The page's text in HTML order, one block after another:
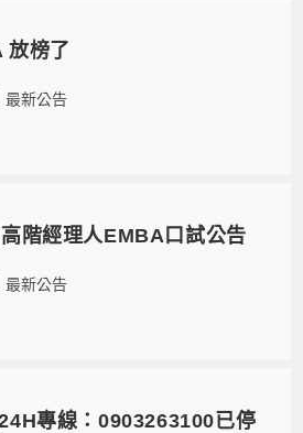
放榜了
最新公告
階經理人EMBA口試公告
最新公告
專線：0903263100已停